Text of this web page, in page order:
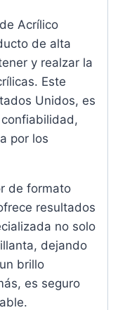
Acrílico
de alta
y realzar la
Este
Unidos, es
por los
de formato
resultados
no solo
dejando
brillo
es seguro